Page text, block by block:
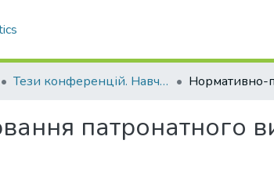
Тези конференцій. Навчально-науковий інститут економіки, управління, права та інформаційних технологій
патронатного